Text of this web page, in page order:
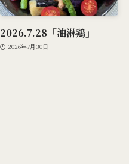
2026.7.28「油淋鶏」
2026年7月30日